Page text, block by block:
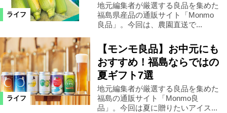
ライフ
地元編集者が厳選する良品を集めた
福島県産品の通販サイト「Monmo
良品」。今回は、農園直送で...
ライフ
【モンモ良品】お中元にも
おすすめ！福島ならではの
夏ギフト7選
地元編集者が厳選する良品を集めた
福島の通販サイト「Monmo良
品」。今回は夏に贈りたいアイス...